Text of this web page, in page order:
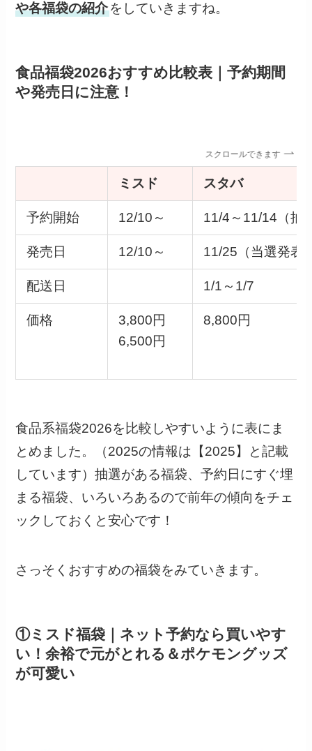
や各福袋の紹介をしていきますね。
食品福袋2026おすすめ比較表｜予約期間
や発売日に注意！
スクロールできます
ミスド スタバ
予約開始 12/10～ 11/4～11/14（抽
発売日 12/10～ 11/25（当選発表
配送日 1/1～1/7
価格
3,800円
6,500円
8,800円
食品系福袋2026を比較しやすいように表にま
とめました。（2025の情報は【2025】と記載
しています）抽選がある福袋、予約日にすぐ埋
まる福袋、いろいろあるので前年の傾向をチェ
ックしておくと安心です！
さっそくおすすめの福袋をみていきます。
①ミスド福袋｜ネット予約なら買いやす
い！余裕で元がとれる＆ポケモングッズ
が可愛い